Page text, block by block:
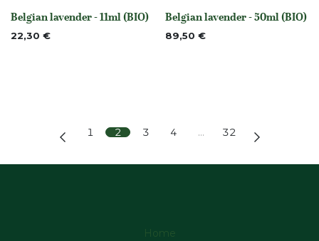
Nicht vorrättig
Belgian lavender - 11ml (BIO)
22,30 € None
Belgian lavender - 50ml (BIO)
89,50 €
1 2 3 4 … 32
Home